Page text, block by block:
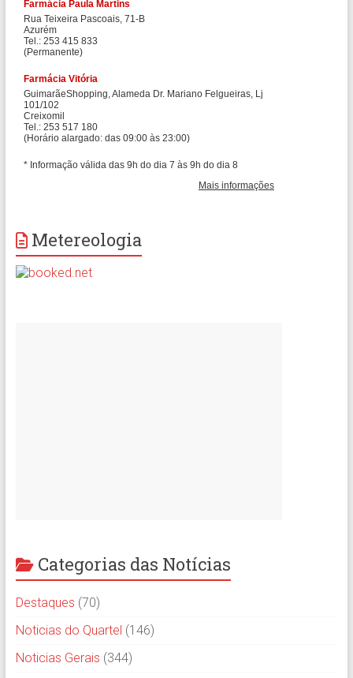
Metereologia
Categorias das Notícias
Destaques (70)
Noticias do Quartel (146)
Noticias Gerais (344)